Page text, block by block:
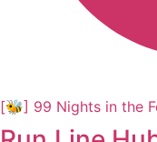
[🐝] 99 Nights in the